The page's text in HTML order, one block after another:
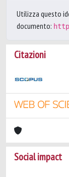
Utilizza questo
documento:
Citazioni
Social impact